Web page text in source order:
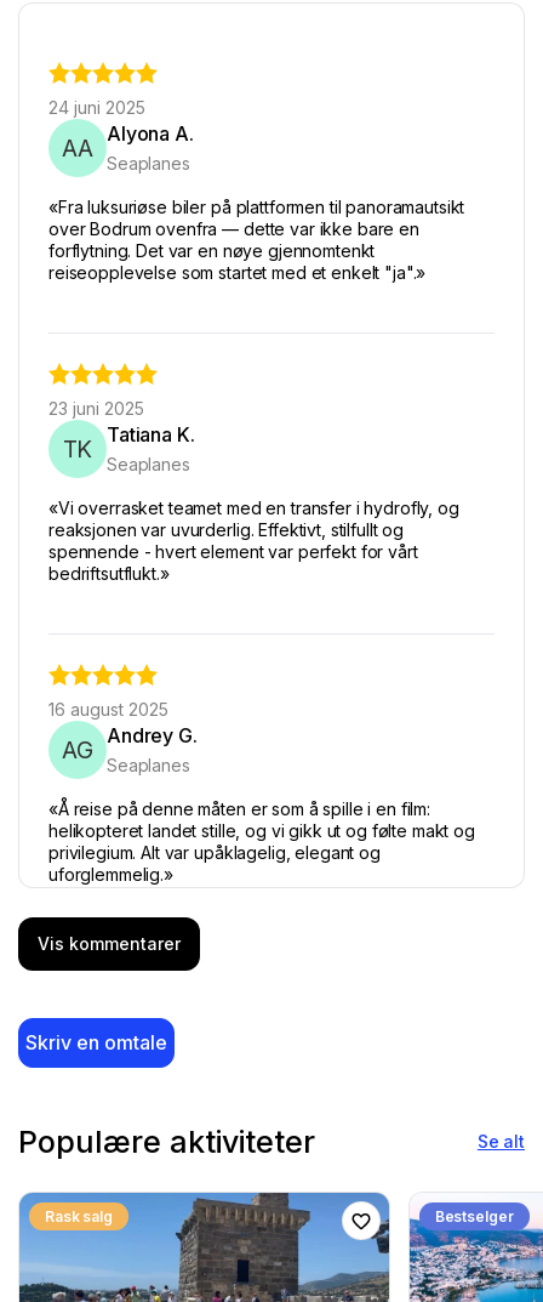
24 juni 2025
AA
Alyona A.
Seaplanes
«Fra luksuriøse biler på plattformen til panoramautsikt
over Bodrum ovenfra — dette var ikke bare en
forflytning. Det var en nøye gjennomtenkt
reiseopplevelse som startet med et enkelt "ja".»
23 juni 2025
TK
Tatiana K.
Seaplanes
«Vi overrasket teamet med en transfer i hydrofly, og
reaksjonen var uvurderlig. Effektivt, stilfullt og
spennende - hvert element var perfekt for vårt
bedriftsutflukt.»
16 august 2025
AG
Andrey G.
Seaplanes
«Å reise på denne måten er som å spille i en film:
helikopteret landet stille, og vi gikk ut og følte makt og
privilegium. Alt var upåklagelig, elegant og
uforglemmelig.»
TM
Tammie M.
Seaplanes
Travel gjorde det mulig for meg! Takket være deres
luksuriøse helikopteroverføringstjeneste kunne jeg delta
feilfritt – fra planlegging til selve flygningen. Hvis du ser
etter raske, trygge og eksklusive helikopteroverføringer
fra Bodrum eller andre destinasjoner, er Face to Face
Travel det perfekte valget."
Vis kommentarer
Skriv en omtale
Populære aktiviteter Se alt
Rask salg Bestselger